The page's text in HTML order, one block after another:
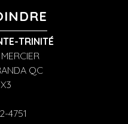
TRINITÉ
QC
4751